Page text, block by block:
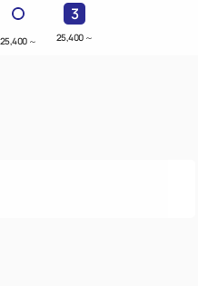
25,400 ～
3
25,400 ～